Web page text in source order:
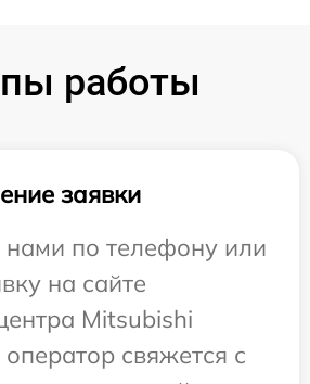
работы
заявки
нами по телефону или
на сайте
Mitsubishi
свяжется с